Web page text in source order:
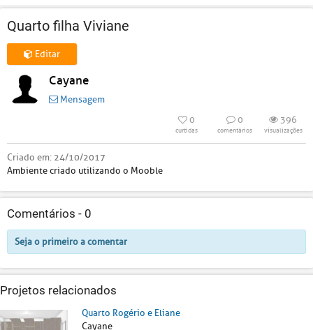
Quarto filha Viviane
Editar
Cayane
Mensagem
0
curtidas
0
comentários
396
visualizações
Criado em: 24/10/2017
Ambiente criado utilizando o Mooble
Comentários - 0
Seja o primeiro a comentar
Projetos relacionados
Quarto Rogério e Eliane
Cayane